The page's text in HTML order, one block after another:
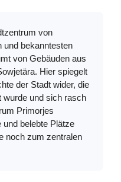
von
und bekanntesten
von Gebäuden aus
Hier spiegelt
der Stadt wider, die
wurde und sich rasch
Primorjes
belebte Plätze
noch zum zentralen